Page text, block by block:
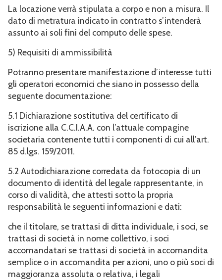
La locazione verrà stipulata a corpo e non a misura. Il
dato di metratura indicato in contratto s’intenderà
assunto ai soli fini del computo delle spese.
5) Requisiti di ammissibilità
Potranno presentare manifestazione d’interesse tutti
gli operatori economici che siano in possesso della
seguente documentazione:
5.1 Dichiarazione sostitutiva del certificato di
iscrizione alla C.C.I.A.A. con l’attuale compagine
societaria contenente tutti i componenti di cui all’art.
85 d.lgs. 159/2011.
5.2 Autodichiarazione corredata da fotocopia di un
documento di identità del legale rappresentante, in
corso di validità, che attesti sotto la propria
responsabilità le seguenti informazioni e dati:
che il titolare, se trattasi di ditta individuale, i soci, se
trattasi di società in nome collettivo, i soci
accomandatari se trattasi di società in accomandita
semplice o in accomandita per azioni, uno o più soci di
maggioranza assoluta o relativa, i legali